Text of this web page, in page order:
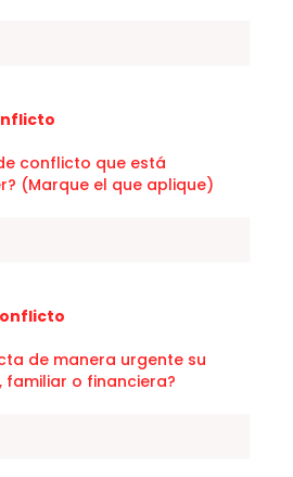
conflicto que está
(Marque el que aplique)
de manera urgente su
familiar o financiera?